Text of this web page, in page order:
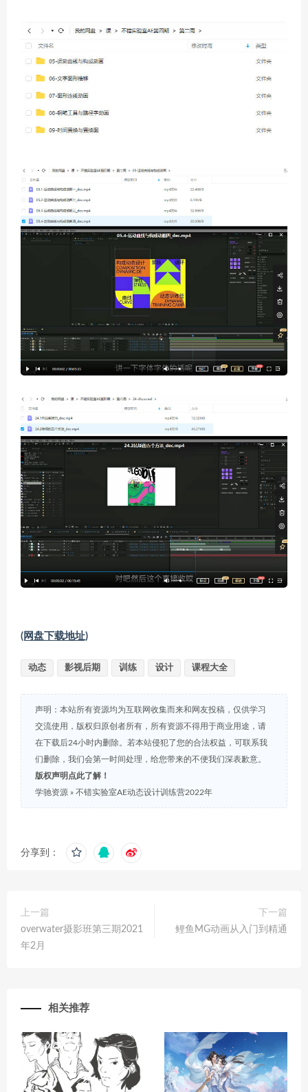
(网盘下载地址)
动态 影视后期 训练 设计 课程大全
声明：本站所有资源均为互联网收集而来和网友投稿，仅供学习
交流使用，版权归原创者所有，所有资源不得用于商业用途，请
在下载后24小时内删除。若本站侵犯了您的合法权益，可联系我
们删除，我们会第一时间处理，给您带来的不便我们深表歉意。
版权声明点此了解！
学驰资源 » 不错实验室AE动态设计训练营2022年
分享到：
上一篇
overwater摄影班第三期2021
年2月
下一篇
鲤鱼MG动画从入门到精通
相关推荐